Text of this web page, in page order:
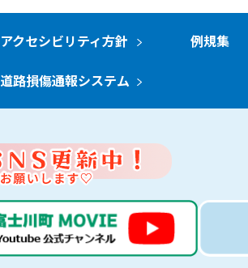
アクセシビリティ方針 例規集
道路損傷通報システム